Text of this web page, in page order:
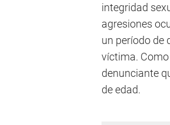
integridad
agresiones
un período de
víctima.
denunciante
de edad.